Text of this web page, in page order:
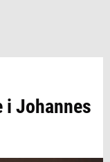
Johannes